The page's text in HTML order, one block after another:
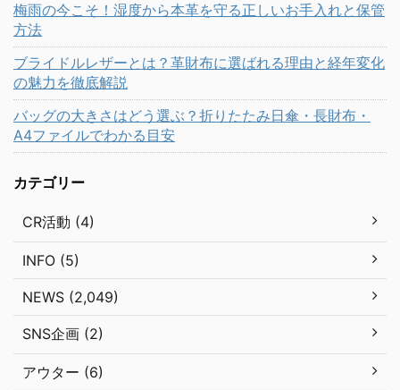
梅雨の今こそ！湿度から本革を守る正しいお手入れと保管
方法
ブライドルレザーとは？革財布に選ばれる理由と経年変化
の魅力を徹底解説
バッグの大きさはどう選ぶ？折りたたみ日傘・長財布・
A4ファイルでわかる目安
カテゴリー
CR活動 (4)
INFO (5)
NEWS (2,049)
SNS企画 (2)
アウター (6)